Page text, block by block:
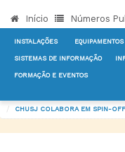
Início Números
INSTALAÇÕES
SISTEMAS DE INFORMAÇÃO
FORMAÇÃO E EVENTOS
CHUSJ COLABORA EM SPIN-